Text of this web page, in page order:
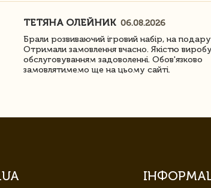
ТЕТЯНА ОЛЕЙНИК 06.08.2026
Брали розвиваючий ігровий набір, на
Отримали замовлення вчасно. Якістю
обслуговуванням задоволенні. Обов'язково
замовлятимемо ще на цьому сайті.